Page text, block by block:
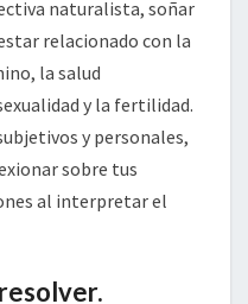
naturalista, soñar
relacionado con la
la salud
y la fertilidad.
y personales,
sobre tus
al interpretar el